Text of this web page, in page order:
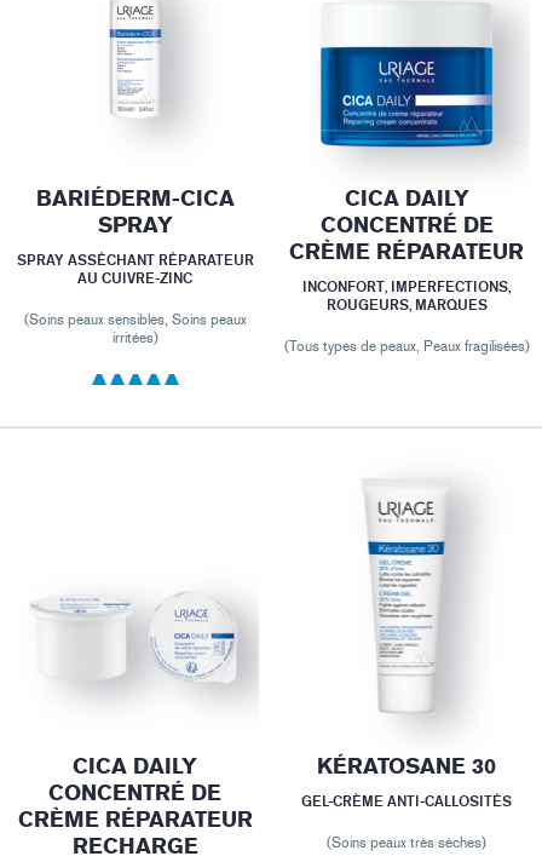
BARIÉDERM-CICA
SPRAY
SPRAY ASSÉCHANT RÉPARATEUR
AU CUIVRE-ZINC
(Soins peaux sensibles, Soins peaux
irritées)
CICA DAILY
CONCENTRÉ DE
CRÈME RÉPARATEUR
INCONFORT, IMPERFECTIONS,
ROUGEURS, MARQUES
(Tous types de peaux, Peaux fragilisées)
CICA DAILY
CONCENTRÉ DE
CRÈME RÉPARATEUR
RECHARGE
KÉRATOSANE 30
GEL-CRÈME ANTI-CALLOSITÉS
(Soins peaux très sèches)